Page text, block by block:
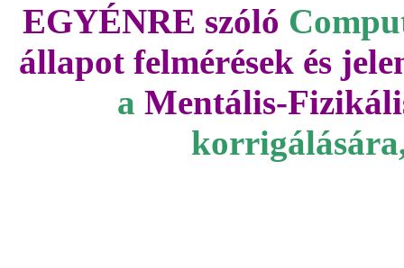
EGYÉNRE szóló
állapot felmérések és
a Mentális-